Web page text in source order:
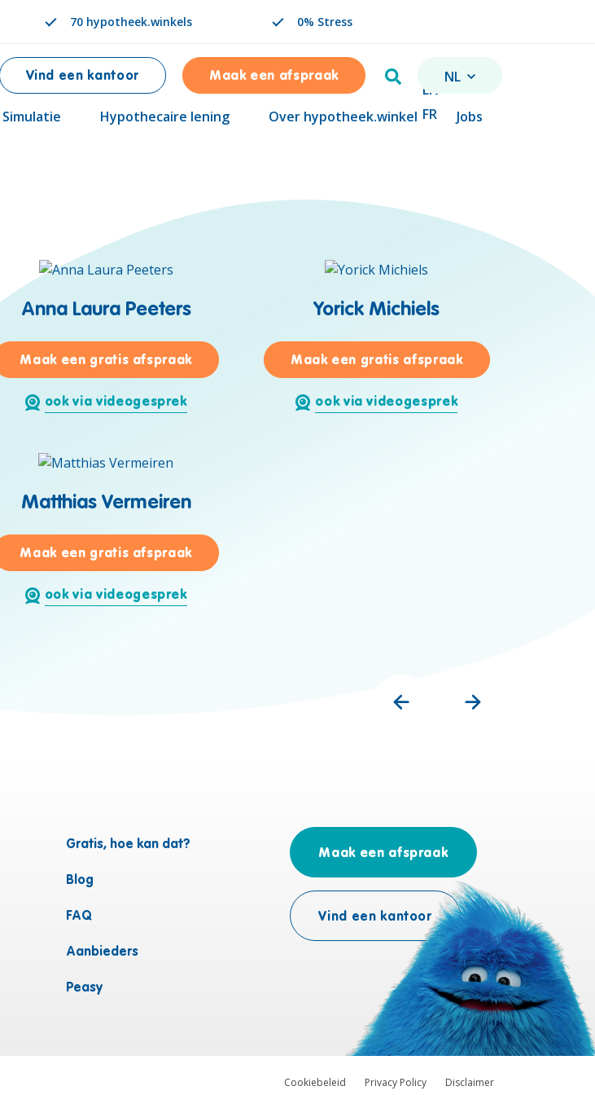
70 hypotheek.winkels 0% Stress
Vind een kantoor Maak een afspraak Zoeken
VERANDER TAAL.
NL
EN
FR
Simulatie Hypothecaire lening Over hypotheek.winkel Jobs
Anna Laura Peeters
Maak een gratis afspraakvoor Anna Laura Peeters
ook via videogesprek
Yorick Michiels
Maak een gratis afspraakvoor Yorick Michiels
ook via videogesprek
Matthias Vermeiren
Maak een gratis afspraakvoor Matthias Vermeiren
ook via videogesprek
Gratis, hoe kan dat?
Blog
FAQ
Aanbieders
Peasy
Maak een afspraak
Vind een kantoor
Cookiebeleid Privacy Policy Disclaimer